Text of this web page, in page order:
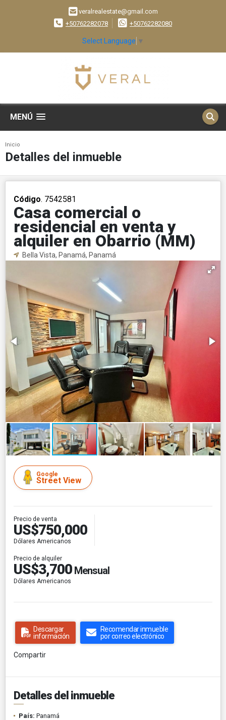
veralrealestate@gmail.com
+50762282078
+50762282080
Select Language ▼
MENÚ
Inicio
Detalles del inmueble
Código. 7542581
Casa comercial o
residencial en venta y
alquiler en Obarrio (MM)
Bella Vista, Panamá, Panamá
Google
Street View
Precio de venta
US$750,000
Dólares Americanos
Precio de alquiler
US$3,700 Mensual
Dólares Americanos
Descargar
información
Recomendar inmueble
por correo electrónico
Compartir
Detalles del inmueble
País: Panamá